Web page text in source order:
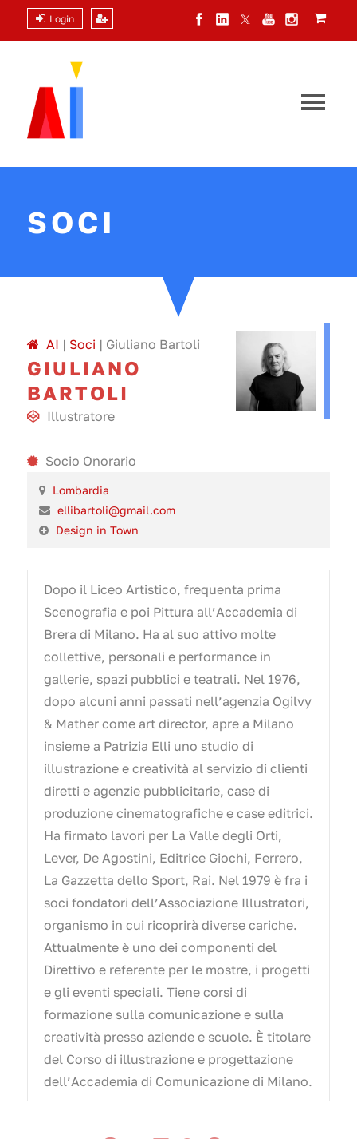
Login
SOCI
AI | Soci | Giuliano Bartoli
GIULIANO
BARTOLI
Illustratore
Socio Onorario
Lombardia
ellibartoli@gmail.com
Design in Town
Dopo il Liceo Artistico, frequenta prima
Scenografia e poi Pittura all’Accademia di
Brera di Milano. Ha al suo attivo molte
collettive, personali e performance in
gallerie, spazi pubblici e teatrali. Nel 1976,
dopo alcuni anni passati nell’agenzia Ogilvy
& Mather come art director, apre a Milano
insieme a Patrizia Elli uno studio di
illustrazione e creatività al servizio di clienti
diretti e agenzie pubblicitarie, case di
produzione cinematografiche e case editrici.
Ha firmato lavori per La Valle degli Orti,
Lever, De Agostini, Editrice Giochi, Ferrero,
La Gazzetta dello Sport, Rai. Nel 1979 è fra i
soci fondatori dell’Associazione Illustratori,
organismo in cui ricoprirà diverse cariche.
Attualmente è uno dei componenti del
Direttivo e referente per le mostre, i progetti
e gli eventi speciali. Tiene corsi di
formazione sulla comunicazione e sulla
creatività presso aziende e scuole. È titolare
del Corso di illustrazione e progettazione
dell’Accademia di Comunicazione di Milano.